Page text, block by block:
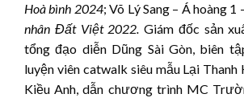
Hoà bình 2024; Võ Lý Sang – Á hoàng 1
nhân Đất Việt 2022.Giám đốc sản
tổng đạo diễn Dũng Sài Gòn, biên
luyện viên catwalk siêu mẫu Lại
Kiều Anh, dẫn chương trình MC